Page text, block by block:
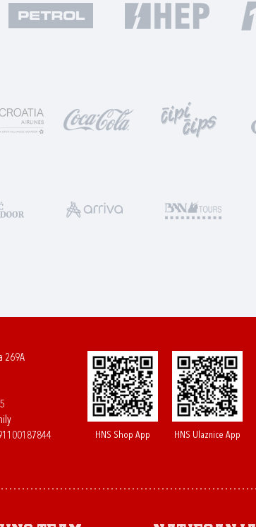
269A
HNS Shop App HNS Ulaznice App